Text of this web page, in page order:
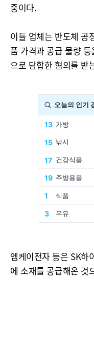
중이다.
이들 업체는 반도체 공
품 가격과 공급 물량
으로 담합한 혐의를 받
엠케이전자 등은 SK하
에 소재를 공급해온 것